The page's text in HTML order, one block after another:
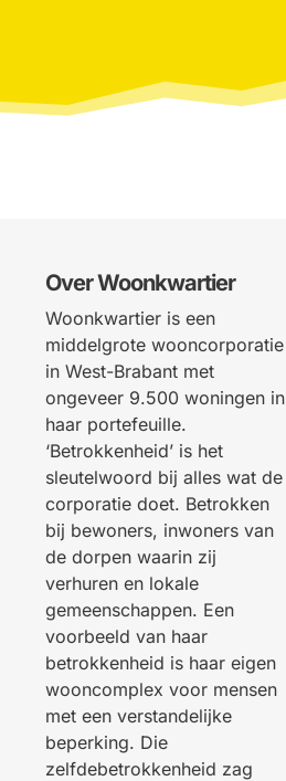
Over Woonkwartier
Woonkwartier is een
middelgrote wooncorporatie
in West-Brabant met
ongeveer 9.500 woningen in
haar portefeuille.
‘Betrokkenheid’ is het
sleutelwoord bij alles wat de
corporatie doet. Betrokken
bij bewoners, inwoners van
de dorpen waarin zij
verhuren en lokale
gemeenschappen. Een
voorbeeld van haar
betrokkenheid is haar eigen
wooncomplex voor mensen
met een verstandelijke
beperking. Die
zelfdebetrokkenheid zag